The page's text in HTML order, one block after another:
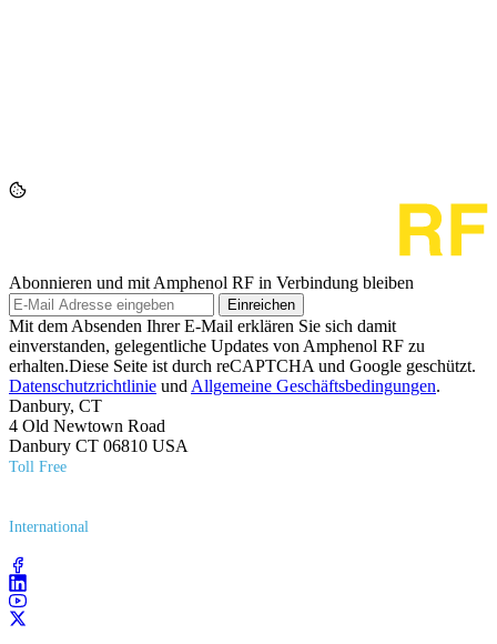
Abonnieren und mit Amphenol RF in Verbindung bleiben
Einreichen
Mit dem Absenden Ihrer E-Mail erklären Sie sich damit
einverstanden, gelegentliche Updates von Amphenol RF zu
erhalten.Diese Seite ist durch reCAPTCHA und Google geschützt.
Datenschutzrichtlinie und Allgemeine Geschäftsbedingungen.
Danbury, CT
4 Old Newtown Road
Danbury CT 06810 USA
Toll Free
International